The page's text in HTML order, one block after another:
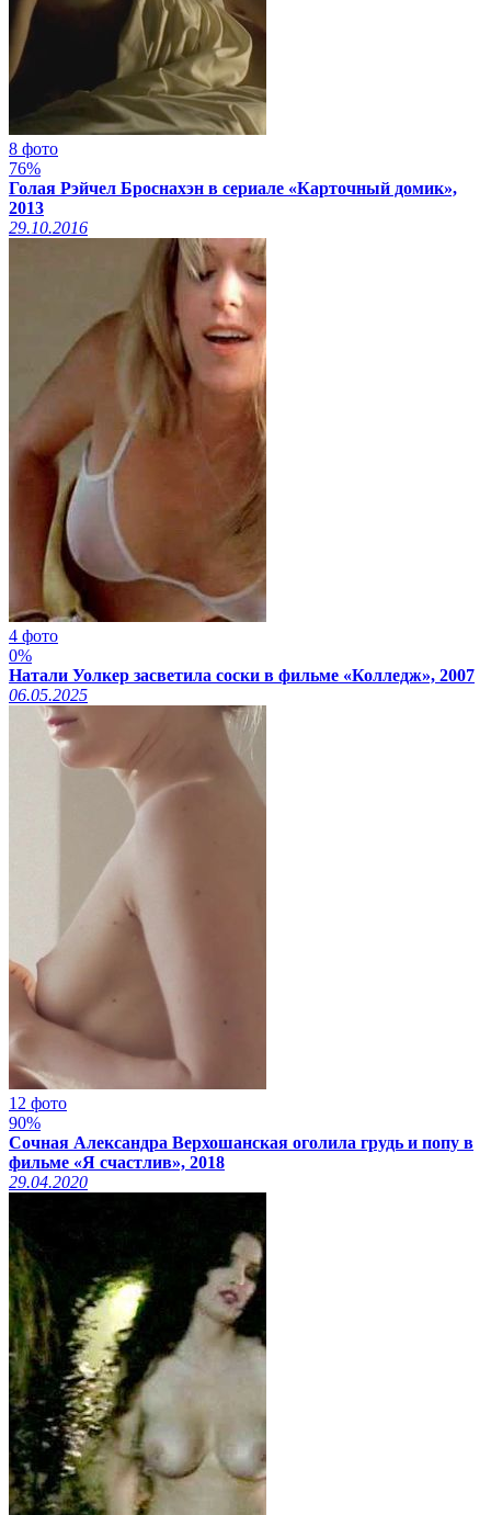
8 фото
76%
Голая Рэйчел Броснахэн в сериале «Карточный домик»,
2013
29.10.2016
4 фото
0%
Натали Уолкер засветила соски в фильме «Колледж», 2007
06.05.2025
12 фото
90%
Сочная Александра Верхошанская оголила грудь и попу в
фильме «Я счастлив», 2018
29.04.2020